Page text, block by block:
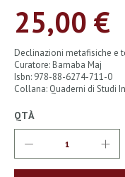
immagini
25,00 €
Declinazioni metafisiche e
Curatore: Barnaba Maj
Isbn: 978-88-6274-711-0
Collana: Quaderni di Studi
QTÀ